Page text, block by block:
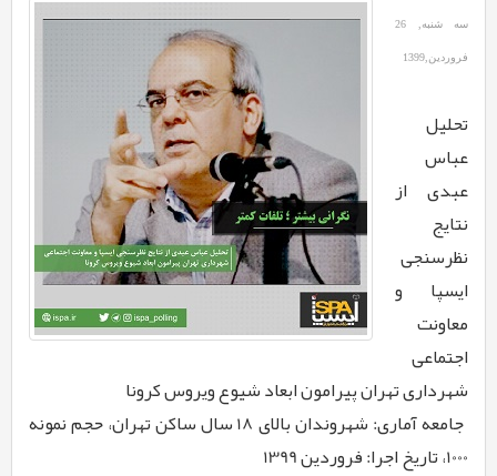
سه شنبه, 26
فروردین,1399
تحلیل
عباس
عبدی از
نتایج
نظرسنجی
ایسپا و
معاونت
اجتماعی
شهرداری تهران پیرامون ابعاد شیوع ویروس کرونا
جامعه آماری: شهروندان بالای 18 سال ساکن تهران، حجم نمونه
1000، تاریخ اجرا: فروردین 1399